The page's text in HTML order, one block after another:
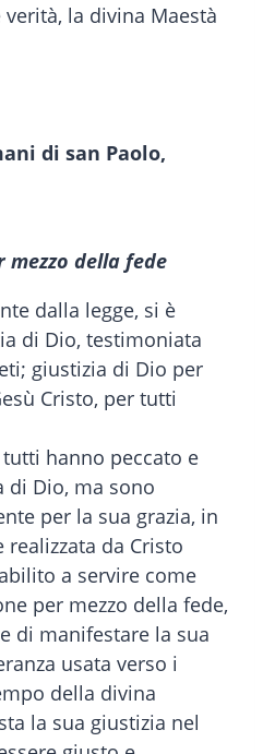
verità, la divina Maestà
di san Paolo,
mezzo della fede
dalla legge, si è
di Dio, testimoniata
giustizia di Dio per
Cristo, per tutti
tutti hanno peccato e
di Dio, ma sono
per la sua grazia, in
da Cristo
a servire come
per mezzo della fede,
di manifestare la sua
usata verso i
della divina
la sua giustizia nel